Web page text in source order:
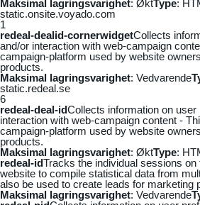
Maksimal lagringsvarighet: ØktType:
static.onsite.voyado.com
1
redeal-dealid-cornerwidgetCollects
and/or interaction with web-campaign
campaign-platform used by website
products.
Maksimal lagringsvarighet: Vedvarende
static.redeal.se
6
redeal-deal-idCollects information on
interaction with web-campaign content -
campaign-platform used by website
products.
Maksimal lagringsvarighet: ØktType:
redeal-idTracks the individual sessions
website to compile statistical data from
also be used to create leads for marketing
Maksimal lagringsvarighet: Vedvarende